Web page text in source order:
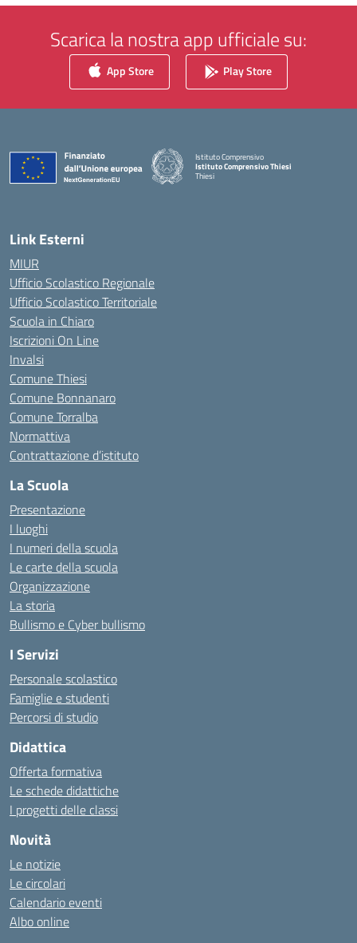
Scarica la nostra app ufficiale su:
App Store Play Store
Istituto Comprensivo
Istituto Comprensivo Thiesi
Thiesi
Link Esterni
MIUR
Ufficio Scolastico Regionale
Ufficio Scolastico Territoriale
Scuola in Chiaro
Iscrizioni On Line
Invalsi
Comune Thiesi
Comune Bonnanaro
Comune Torralba
Normattiva
Contrattazione d’istituto
La Scuola
Presentazione
I luoghi
I numeri della scuola
Le carte della scuola
Organizzazione
La storia
Bullismo e Cyber bullismo
I Servizi
Personale scolastico
Famiglie e studenti
Percorsi di studio
Didattica
Offerta formativa
Le schede didattiche
I progetti delle classi
Novità
Le notizie
Le circolari
Calendario eventi
Albo online